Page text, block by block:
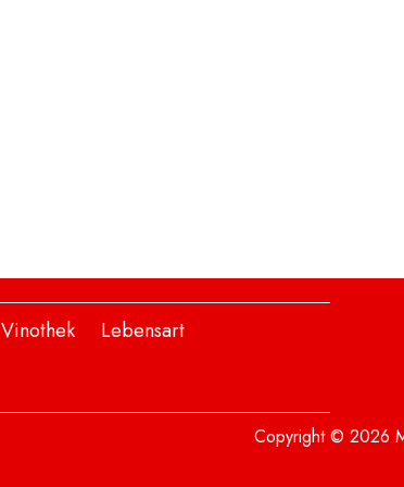
Vinothek
Lebensart
Copyright © 2026